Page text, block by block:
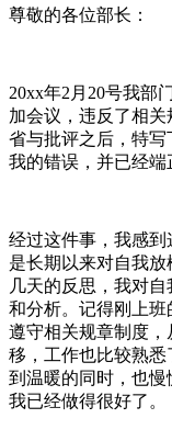
尊敬的各位部长：
20xx年2月20号我部
加会议，违反了相
省与批评之后，特
我的错误，并已经端
经过这件事，我感
是长期以来对自我
几天的反思，我对
和分析。记得刚上班
遵守相关规章制度
移，工作也比较熟
到温暖的同时，也
我已经做得很好了。